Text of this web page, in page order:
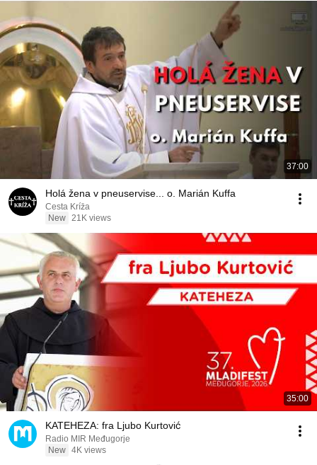
37:00
Holá žena v pneuservise... o. Marián Kuffa
Cesta Kríža
New 21K views
35:00
KATEHEZA: fra Ljubo Kurtović
Radio MIR Međugorje
New 4K views